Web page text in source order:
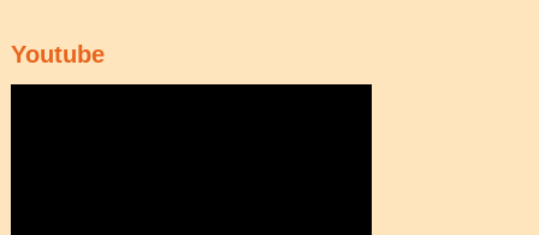
Youtube